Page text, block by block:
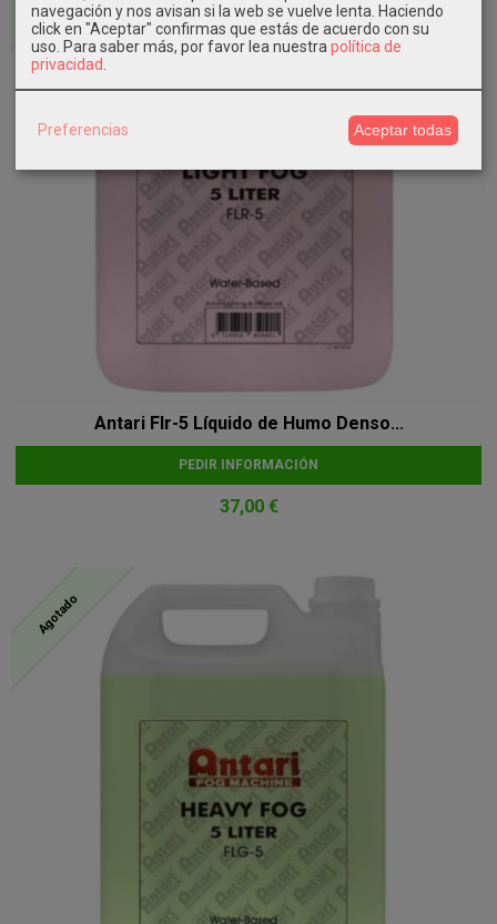
Antari Flr-5 Líquido de Humo Denso...
PEDIR INFORMACIÓN
37,00 €
Agotado
navegación y nos avisan si la web se vuelve lenta. Haciendo
click en "Aceptar" confirmas que estás de acuerdo con su
uso. Para saber más, por favor lea nuestra política de
privacidad
Preferencias Aceptar todas